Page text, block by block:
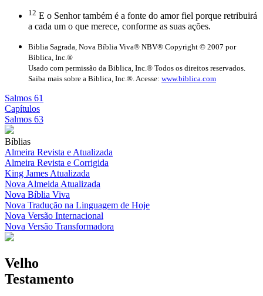
12 E o Senhor também é a fonte do amor fiel porque retribuirá
a cada um o que merece, conforme as suas ações.
Biblia Sagrada, Nova Bíblia Viva® NBV® Copyright © 2007 por
Biblica, Inc.®
Usado com permissão da Biblica, Inc.® Todos os direitos reservados.
Saiba mais sobre a Biblica, Inc.®. Acesse: www.biblica.com
Salmos 61
Capítulos
Salmos 63
Bíblias
Almeira Revista e Atualizada
Almeira Revista e Corrigida
King James Atualizada
Nova Almeida Atualizada
Nova Bíblia Viva
Nova Tradução na Linguagem de Hoje
Nova Versão Internacional
Nova Versão Transformadora
Velho
Testamento